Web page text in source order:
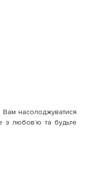
Вам насолоджуватися
з любовʼю та будьте